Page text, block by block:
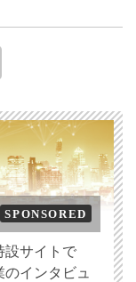
SPONSORED
設サイトで
インタビュ